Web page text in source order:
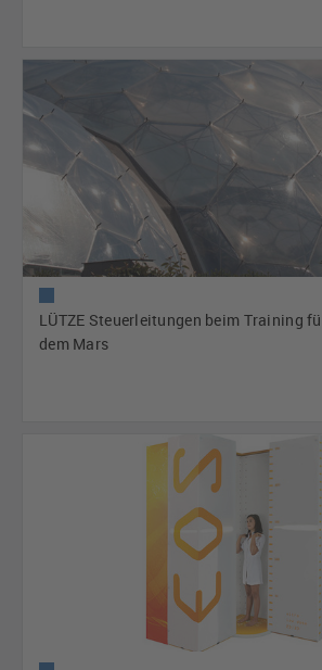
LÜTZE Steuerleitungen beim Training
dem Mars